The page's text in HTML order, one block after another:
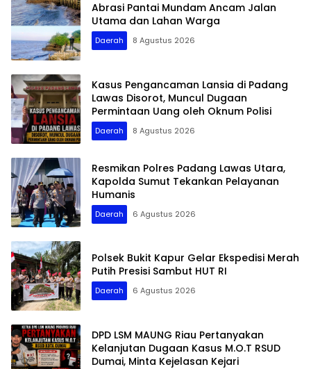
Abrasi Pantai Mundam Ancam Jalan
Utama dan Lahan Warga
Daerah 8 Agustus 2026
Kasus Pengancaman Lansia di Padang
Lawas Disorot, Muncul Dugaan
Permintaan Uang oleh Oknum Polisi
Daerah 8 Agustus 2026
Resmikan Polres Padang Lawas Utara,
Kapolda Sumut Tekankan Pelayanan
Humanis
Daerah 6 Agustus 2026
Polsek Bukit Kapur Gelar Ekspedisi Merah
Putih Presisi Sambut HUT RI
Daerah 6 Agustus 2026
DPD LSM MAUNG Riau Pertanyakan
Kelanjutan Dugaan Kasus M.O.T RSUD
Dumai, Minta Kejelasan Kejari